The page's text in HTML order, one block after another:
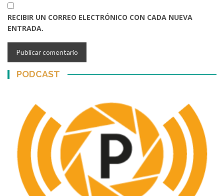
RECIBIR UN CORREO ELECTRÓNICO CON CADA NUEVA
ENTRADA.
PODCAST